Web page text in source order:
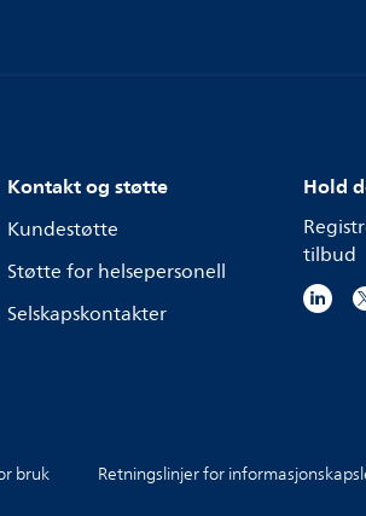
Kontakt og støtte
Kundestøtte
Støtte for helsepersonell
Selskapskontakter
Hold
tilbud
bruk
Retningslinjer for